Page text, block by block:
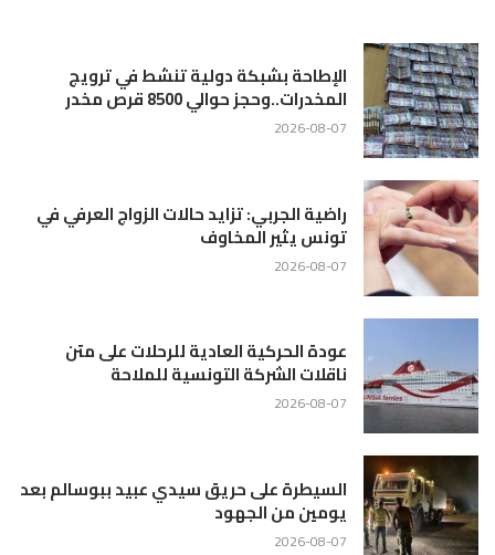
الإطاحة بشبكة دولية تنشط في ترويج
المخدرات..وحجز حوالي 8500 قرص مخدر
2026-08-07
راضية الجربي: تزايد حالات الزواج العرفي في
تونس يثير المخاوف
2026-08-07
عودة الحركية العادية للرحلات على متن
ناقلات الشركة التونسية للملاحة
2026-08-07
السيطرة على حريق سيدي عبيد ببوسالم بعد
يومين من الجهود
2026-08-07